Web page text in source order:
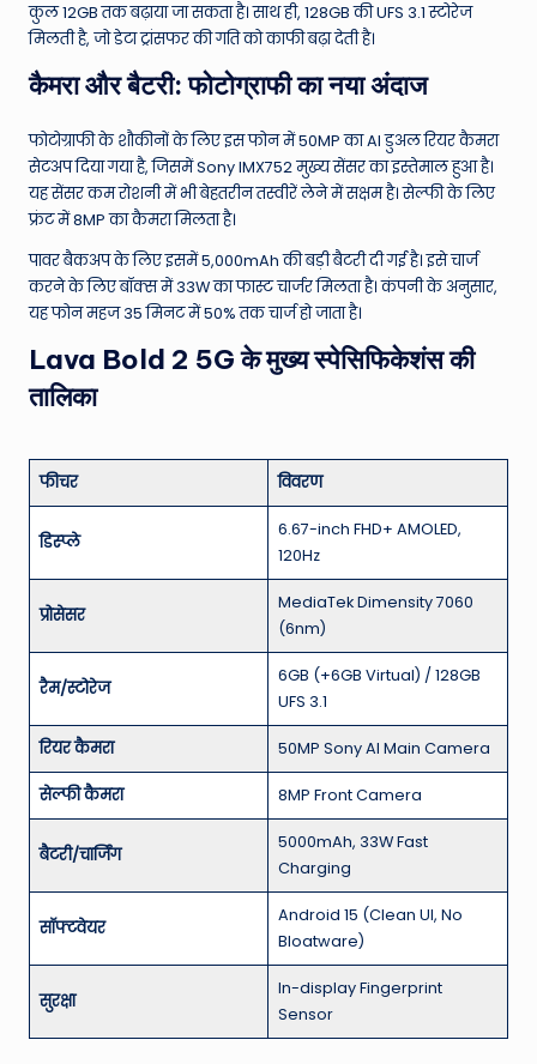
कुल 12GB तक बढ़ाया जा सकता है।साथ ही, 128GB की UFS 3.1 स्टोरेज
मिलती है, जो डेटा ट्रांसफर की गति को काफी बढ़ा देती है।
कैमरा और बैटरी: फोटोग्राफी का नया अंदाज
फोटोग्राफी के शौकीनों के लिए इस फोन में 50MP का AI डुअल रियर कैमरा
सेटअप दिया गया है, जिसमें Sony IMX752 मुख्य सेंसर का इस्तेमाल हुआ है।
यह सेंसर कम रोशनी में भी बेहतरीन तस्वीरें लेने में सक्षम है। सेल्फी के लिए
फ्रंट में 8MP का कैमरा मिलता है।
पावर बैकअप के लिए इसमें 5,000mAh की बड़ी बैटरी दी गई है।इसे चार्ज
करने के लिए बॉक्स में 33W का फास्ट चार्जर मिलता है।कंपनी के अनुसार,
यह फोन महज 35 मिनट में 50% तक चार्ज हो जाता है।
Lava Bold 2 5G के मुख्य स्पेसिफिकेशंस की
तालिका
फीचर विवरण
डिस्प्ले
6.67-inch FHD+ AMOLED,
120Hz
प्रोसेसर
MediaTek Dimensity 7060
(6nm)
रैम/स्टोरेज
6GB (+6GB Virtual) / 128GB
UFS 3.1
रियर कैमरा 50MP Sony AI Main Camera
सेल्फी कैमरा 8MP Front Camera
बैटरी/चार्जिंग
5000mAh, 33W Fast
Charging
सॉफ्टवेयर
Android 15 (Clean UI, No
Bloatware)
सुरक्षा
In-display Fingerprint
Sensor